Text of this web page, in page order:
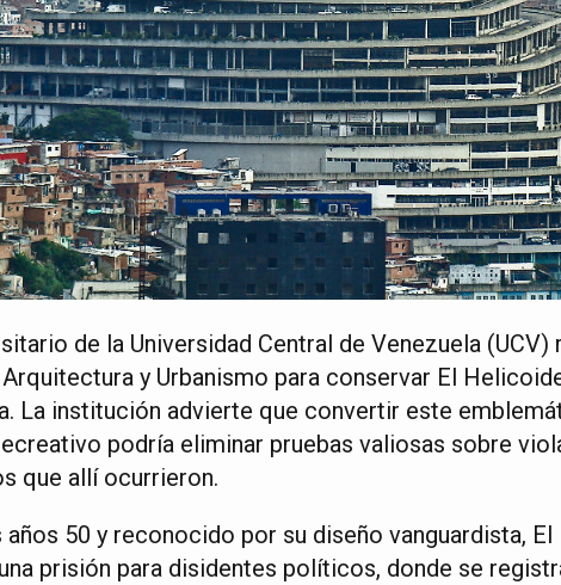
de la Universidad Central de Venezuela
y Urbanismo para conservar El
La institución advierte que convertir este
podría eliminar pruebas valiosas sobre
que allí ocurrieron.
50 y reconocido por su diseño vanguardista,
prisión para disidentes políticos, donde se